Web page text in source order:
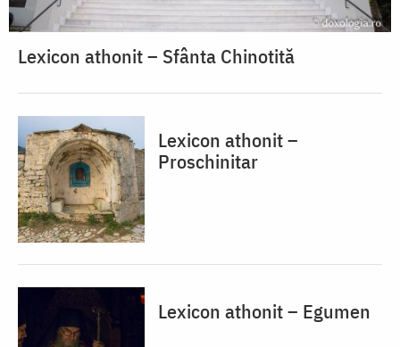
Lexicon athonit – Sfânta Chinotită
Lexicon athonit –
Proschinitar
Lexicon athonit – Egumen